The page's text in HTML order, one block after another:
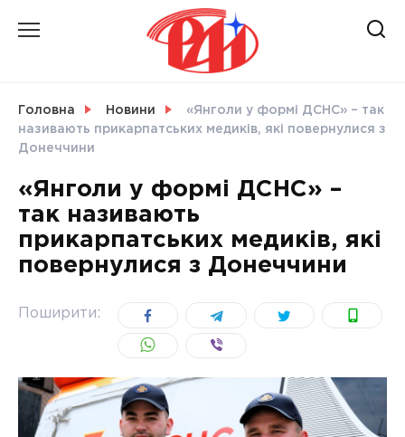
СВІТ
УКРАЇНА
Головна Новини
«Янголи у формі ДСНС» – так
називають прикарпатських медиків, які повернулися з
Донеччини
«Янголи у формі ДСНС» –
так називають
прикарпатських медиків, які
повернулися з Донеччини
Поширити: